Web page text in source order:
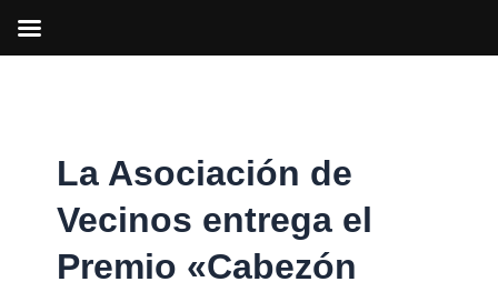
La Asociación de
Vecinos entrega el
Premio «Cabezón